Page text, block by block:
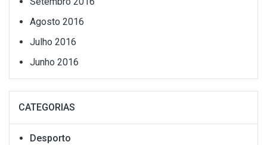
Agosto 2016
Julho 2016
Junho 2016
CATEGORIAS
Desporto